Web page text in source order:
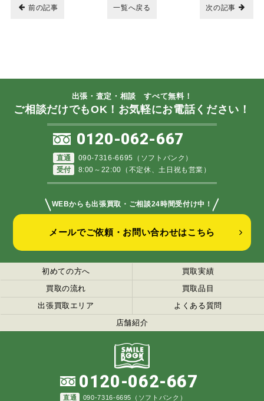
次の記事
一覧へ戻る
前の記事
出張・査定・相談 すべて無料！
ご相談だけでもOK！お気軽にお電話ください！
0120-062-667
直通
090-7316-6695（ソフトバンク）
受付
8:00～22:00（不定休、土日祝も営業）
＼ WEBからも出張買取・ご相談24時間受付け中！ ／
メールでご依頼・お問い合わせはこちら
初めての方へ
買取実績
買取の流れ
買取品目
出張買取エリア
よくある質問
店舗紹介
0120-062-667
直通 090-7316-6695（ソフトバンク）